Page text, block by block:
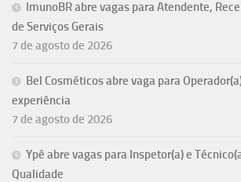
ImunoBR abre vagas para Atendente,
de Serviços Gerais
7 de agosto de 2026
Bel Cosméticos abre vaga para
experiência
7 de agosto de 2026
Ypê abre vagas para Inspetor(a) e
Qualidade